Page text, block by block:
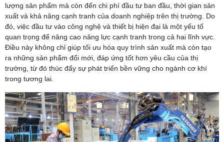
lượng sản phẩm mà còn đến chi phí đầu tư ban đầu, thời gian sản
xuất và khả năng cạnh tranh của doanh nghiệp trên thị trường. Do
đó, việc đầu tư vào công nghệ và thiết bị hiện đại là một yếu tố
quan trọng để nâng cao năng lực cạnh tranh trong cả hai lĩnh vực.
Điều này không chỉ giúp tối ưu hóa quy trình sản xuất mà còn tạo
ra những sản phẩm đổi mới, đáp ứng tốt hơn yêu cầu của thị
trường, từ đó thúc đẩy sự phát triển bền vững cho ngành cơ khí
trong tương lai.